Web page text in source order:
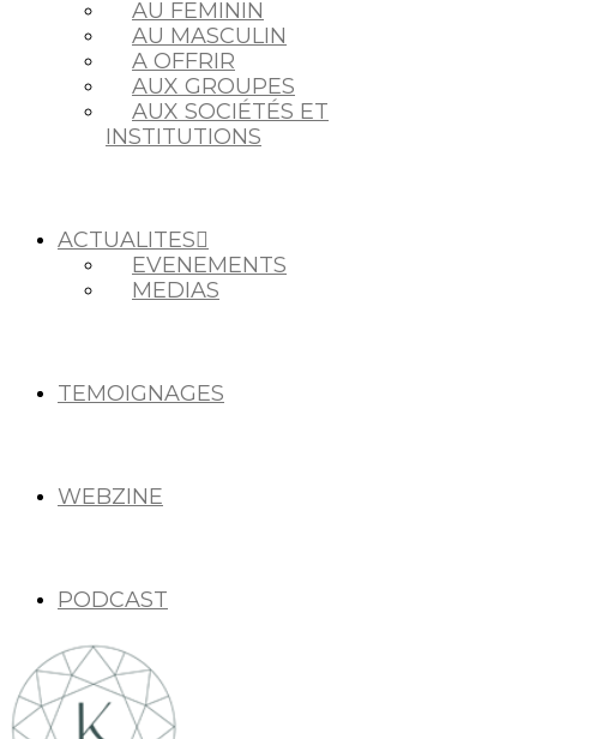
AU FEMININ
AU MASCULIN
A OFFRIR
AUX GROUPES
AUX SOCIÉTÉS ET
INSTITUTIONS
ACTUALITES
EVENEMENTS
MEDIAS
TEMOIGNAGES
WEBZINE
PODCAST